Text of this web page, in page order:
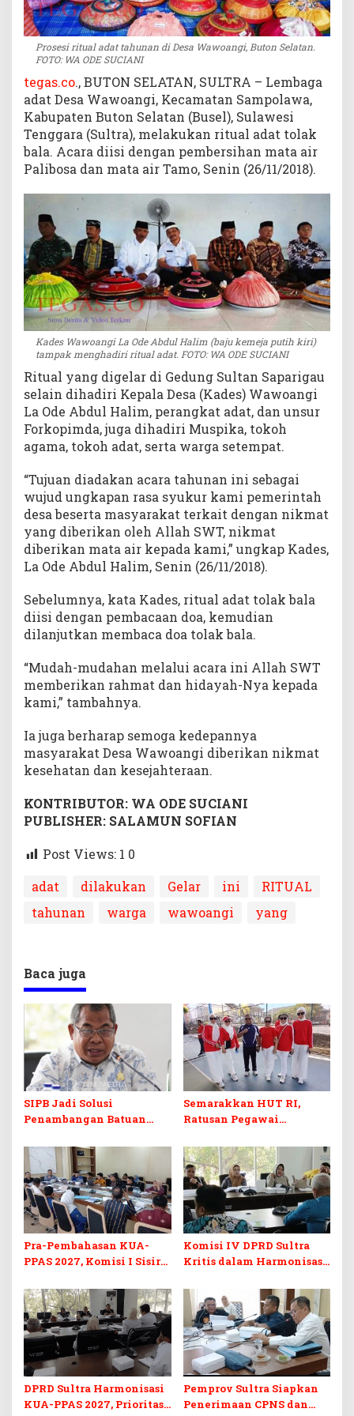
W
a
r
g
a
W
a
w
o
a
n
Prosesi ritual adat tahunan di Desa Wawoangi, Buton Selatan.
FOTO: WA ODE SUCIANI
tegas.co., BUTON SELATAN, SULTRA – Lembaga
adat Desa Wawoangi, Kecamatan Sampolawa,
Kabupaten Buton Selatan (Busel), Sulawesi
Tenggara (Sultra), melakukan ritual adat tolak
bala. Acara diisi dengan pembersihan mata air
Palibosa dan mata air Tamo, Senin (26/11/2018).
Kades Wawoangi La Ode Abdul Halim (baju kemeja putih kiri)
tampak menghadiri ritual adat. FOTO: WA ODE SUCIANI
Ritual yang digelar di Gedung Sultan Saparigau
selain dihadiri Kepala Desa (Kades) Wawoangi
La Ode Abdul Halim, perangkat adat, dan unsur
Forkopimda, juga dihadiri Muspika, tokoh
agama, tokoh adat, serta warga setempat.
“Tujuan diadakan acara tahunan ini sebagai
wujud ungkapan rasa syukur kami pemerintah
desa beserta masyarakat terkait dengan nikmat
yang diberikan oleh Allah SWT, nikmat
diberikan mata air kepada kami,” ungkap Kades,
La Ode Abdul Halim, Senin (26/11/2018).
Sebelumnya, kata Kades, ritual adat tolak bala
diisi dengan pembacaan doa, kemudian
dilanjutkan membaca doa tolak bala.
“Mudah-mudahan melalui acara ini Allah SWT
memberikan rahmat dan hidayah-Nya kepada
kami,” tambahnya.
Ia juga berharap semoga kedepannya
masyarakat Desa Wawoangi diberikan nikmat
kesehatan dan kesejahteraan.
KONTRIBUTOR: WA ODE SUCIANI
PUBLISHER: SALAMUN SOFIAN
Post Views: 1 0
adat
dilakukan Gelar ini
RITUAL
tahunan
warga wawoangi yang
Baca juga
SIPB Jadi Solusi
Penambangan Batuan
di Sultra
Semarakkan HUT RI,
Ratusan Pegawai
Ikuti Lomba Bola Gotong
Pra-Pembahasan KUA-
PPAS 2027, Komisi I Sisir
Berkelanjutan
Komisi IV DPRD Sultra
Kritis dalam Harmonisasi
Perubahan APBD 2026
DPRD Sultra Harmonisasi
KUA-PPAS 2027, Prioritas
Pemprov Sultra Siapkan
Penerimaan CPNS dan